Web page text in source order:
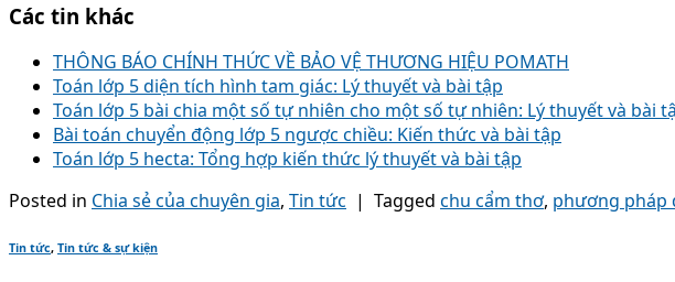
Các tin khác
THÔNG BÁO CHÍNH THỨC VỀ BẢO VỆ THƯƠNG HIỆU POMATH
Toán lớp 5 diện tích hình tam giác: Lý thuyết và bài tập
Toán lớp 5 bài chia một số tự nhiên cho một số tự nhiên: Lý thuyết và bài
Bài toán chuyển động lớp 5 ngược chiều: Kiến thức và bài tập
Toán lớp 5 hecta: Tổng hợp kiến thức lý thuyết và bài tập
Posted in Chia sẻ của chuyên gia, Tin tức | Tagged chu cẩm thơ, phương pháp
Tin tức, Tin tức & sự kiện